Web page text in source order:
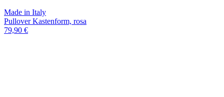
Made in Italy
Pullover Kastenform, rosa
79,90 €